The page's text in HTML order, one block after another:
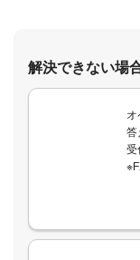
解決できない場
答
受